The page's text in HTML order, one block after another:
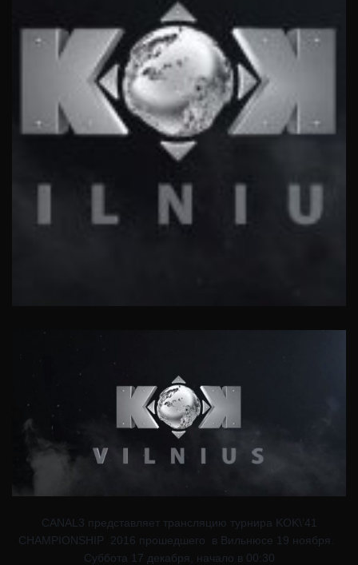
CANAL3 представляет трансляцию турнира KOK\’41
CHAMPIONSHIP 2016 прошедшего в Вильнюсе 19 ноября.
Суббота 17 декабря, начало в 00:30